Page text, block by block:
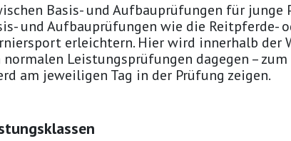
Basis- und Aufbauprüfungen für junge
und Aufbauprüfungen wie die
erleichtern. Hier wird innerhalb der
normalen Leistungsprüfungen dagegen –
am jeweiligen Tag in der Prüfung zeigen.